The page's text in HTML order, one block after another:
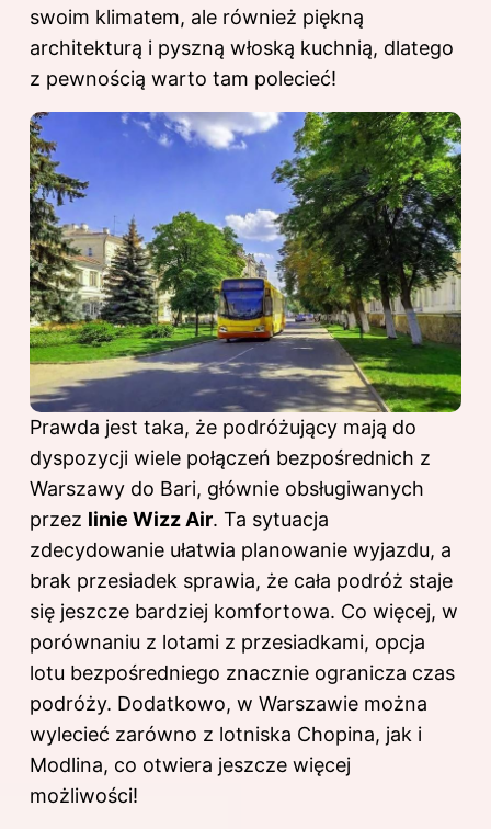
swoim klimatem, ale również piękną
architekturą i pyszną włoską kuchnią, dlatego
z pewnością warto tam polecieć!
Prawda jest taka, że podróżujący mają do
dyspozycji wiele połączeń bezpośrednich z
Warszawy do Bari, głównie obsługiwanych
przez linie Wizz Air. Ta sytuacja
zdecydowanie ułatwia planowanie wyjazdu, a
brak przesiadek sprawia, że cała podróż staje
się jeszcze bardziej komfortowa. Co więcej, w
porównaniu z lotami z przesiadkami, opcja
lotu bezpośredniego znacznie ogranicza czas
podróży. Dodatkowo, w Warszawie można
wylecieć zarówno z lotniska Chopina, jak i
Modlina, co otwiera jeszcze więcej
możliwości!